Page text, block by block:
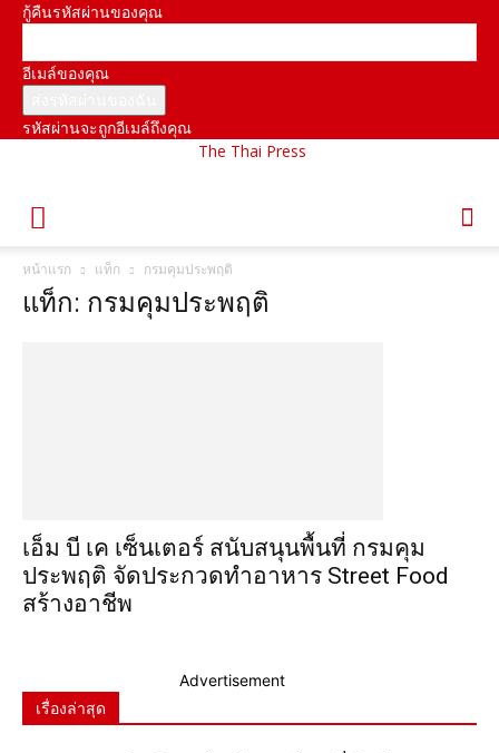
กู้คืนรหัสผ่านของคุณ
อีเมล์ของคุณ
รหัสผ่านจะถูกอีเมล์ถึงคุณ
The Thai Press
หน้าแรก แท็ก กรมคุมประพฤติ
แท็ก: กรมคุมประพฤติ
เอ็ม บี เค เซ็นเตอร์ สนับสนุนพื้นที่ กรมคุม
ประพฤติ จัดประกวดทำอาหาร Street Food
สร้างอาชีพ
Advertisement
เรื่องล่าสุด